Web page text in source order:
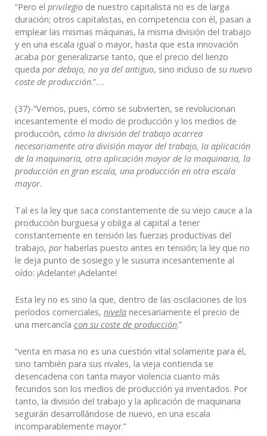
“Pero el privilegio de nuestro capitalista no es de larga
duración; otros capitalistas, en competencia con él, pasan a
emplear las mismas máquinas, la misma división del trabajo
y en una escala igual o mayor, hasta que esta innovación
acaba por generalizarse tanto, que el precio del lienzo
queda por debajo, no ya del antiguo, sino incluso de su nuevo
coste de producción.”….
(37)-“Vemos, pues, cómo se subvierten, se revolucionan
incesantemente el modo de producción y los medios de
producción, cómo la división del trabajo acarrea
necesariamente otra división mayor del trabajo, la aplicación
de la maquinaria, otra aplicación mayor de la maquinaria, la
producción en gran escala, una producción en otra escala
mayor.
Tal es la ley que saca constantemente de su viejo cauce a la
producción burguesa y obliga al capital a tener
constantemente en tensión las fuerzas productivas del
trabajo, por haberlas puesto antes en tensión; la ley que no
le deja punto de sosiego y le susurra incesantemente al
oído: ¡Adelante! ¡Adelante!
Esta ley no es sino la que, dentro de las oscilaciones de los
períodos comerciales, nivela necesariamente el precio de
una mercancía con su coste de producción.”
“venta en masa no es una cuestión vital solamente para él,
sino también para sus rivales, la vieja contienda se
desencadena con tanta mayor violencia cuanto más
fecundos son los medios de producción ya inventados. Por
tanto, la división del trabajo y la aplicación de maquinaria
seguirán desarrollándose de nuevo, en una escala
incomparablemente mayor.”